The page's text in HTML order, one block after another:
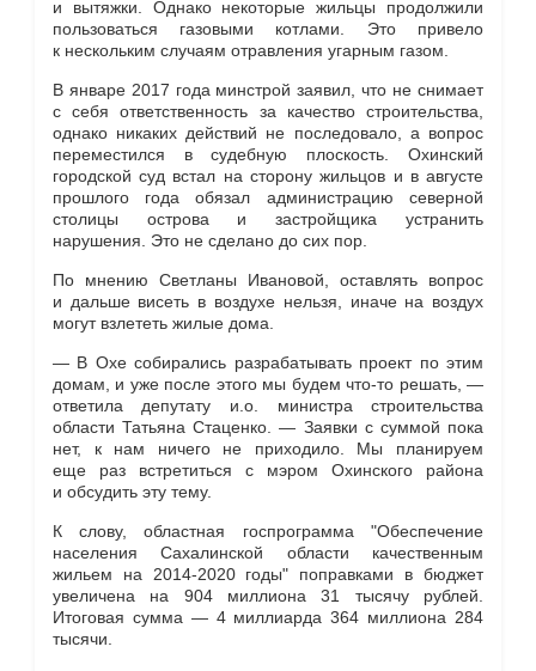
и вытяжки. Однако некоторые жильцы продолжили
пользоваться газовыми котлами. Это привело
к нескольким случаям отравления угарным газом.
В январе 2017 года минстрой заявил, что не снимает
с себя ответственность за качество строительства,
однако никаких действий не последовало, а вопрос
переместился в судебную плоскость. Охинский
городской суд встал на сторону жильцов и в августе
прошлого года обязал администрацию северной
столицы острова и застройщика устранить
нарушения. Это не сделано до сих пор.
По мнению Светланы Ивановой, оставлять вопрос
и дальше висеть в воздухе нельзя, иначе на воздух
могут взлететь жилые дома.
— В Охе собирались разрабатывать проект по этим
домам, и уже после этого мы будем что-то решать, —
ответила депутату и.о. министра строительства
области Татьяна Стаценко. — Заявки с суммой пока
нет, к нам ничего не приходило. Мы планируем
еще раз встретиться с мэром Охинского района
и обсудить эту тему.
К слову, областная госпрограмма "Обеспечение
населения Сахалинской области качественным
жильем на 2014-2020 годы" поправками в бюджет
увеличена на 904 миллиона 31 тысячу рублей.
Итоговая сумма — 4 миллиарда 364 миллиона 284
тысячи.